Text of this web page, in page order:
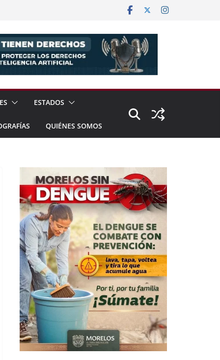
ESTADOS
QUIÉNES SOMOS